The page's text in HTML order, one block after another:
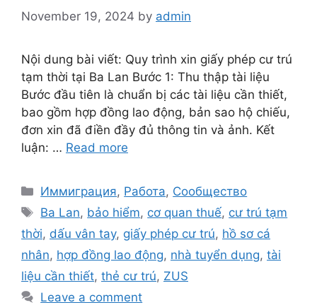
November 19, 2024 by admin
Nội dung bài viết: Quy trình xin giấy phép cư trú
tạm thời tại Ba Lan Bước 1: Thu thập tài liệu
Bước đầu tiên là chuẩn bị các tài liệu cần thiết,
bao gồm hợp đồng lao động, bản sao hộ chiếu,
đơn xin đã điền đầy đủ thông tin và ảnh. Kết
luận: … Read more
Categories
Иммиграция, Работа, Сообщество
Tags
Ba Lan, bảo hiểm, cơ quan thuế, cư trú tạm
thời, dấu vân tay, giấy phép cư trú, hồ sơ cá
nhân, hợp đồng lao động, nhà tuyển dụng, tài
liệu cần thiết, thẻ cư trú, ZUS
Leave a comment